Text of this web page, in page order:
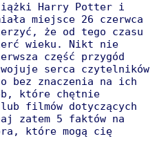
Harry Potter i
miejsce 26 czerwca
że od tego czasu
wieku. Nikt nie
część przygód
serca czytelników
bez znaczenia na ich
które chętnie
filmów dotyczących
zatem 5 faktów na
które mogą cię